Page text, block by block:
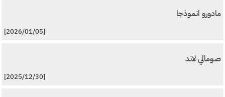
مادورو انموذجا
[2026/01/05]
صومالي لاند
[2025/12/30]